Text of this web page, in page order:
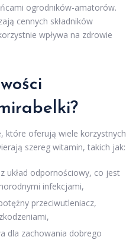
ogrodników-amatorów.
cennych składników
wpływa na zdrowie
które oferują wiele korzystnych
szereg witamin, takich jak:
układ odpornościowy, co jest
infekcjami,
przeciwutleniacz,
dla zachowania dobrego